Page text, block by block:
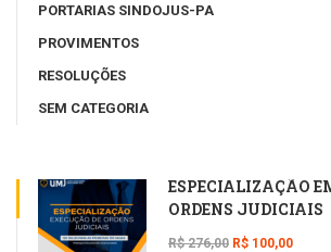
PORTARIAS SINDOJUS-PA
PROVIMENTOS
RESOLUÇÕES
SEM CATEGORIA
ESPECIALIZAÇÃO
ORDENS JUDICIAIS
R$ 276,00 R$ 100,00